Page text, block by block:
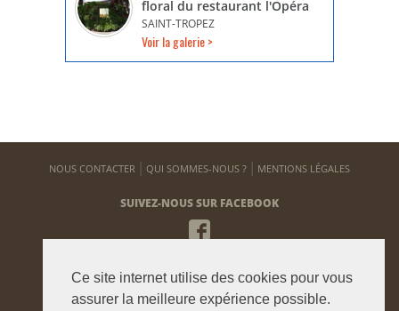
Ce site internet utilise des cookies pour vous
assurer la meilleure expérience possible.
floral du restaurant l'Opéra
SAINT-TROPEZ
Voir la galerie >
NOUS CONTACTER QUI SOMMES-NOUS ? MENTIONS LÉGALES
SUIVEZ-NOUS SUR FACEBOOK
NEWSLETTER
Pour vous tenir informé de notre actualité